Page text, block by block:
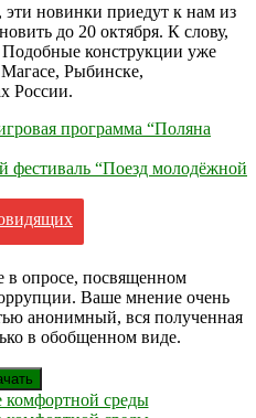
новинки приедут к нам из
до 20 октября. К слову,
Подобные конструкции уже
Рыбинске,
России.
программа “Поляна
фестиваль “Поезд молодёжной
в опросе, посвященном
Ваше мнение очень
анонимный, вся полученная
в обобщенном виде.